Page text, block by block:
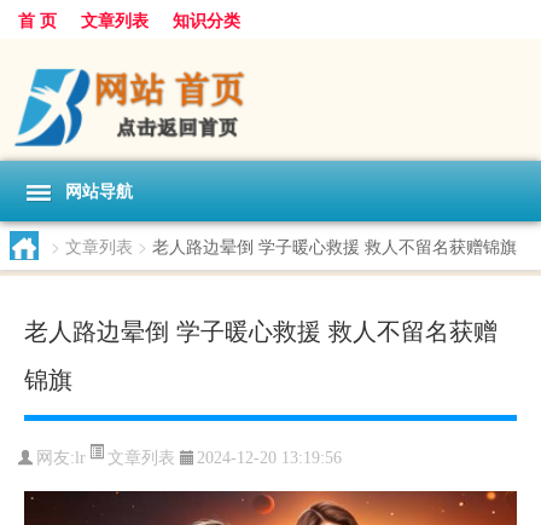
首 页 文章列表 知识分类
网站导航
> 文章列表 > 老人路边晕倒 学子暖心救援 救人不留名获赠锦旗
老人路边晕倒 学子暖心救援 救人不留名获赠
锦旗
网友:lr 文章列表 2024-12-20 13:19:56